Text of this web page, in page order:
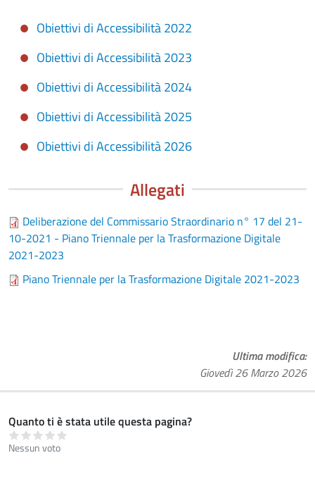
Obiettivi di Accessibilità 2022
Obiettivi di Accessibilità 2023
Obiettivi di Accessibilità 2024
Obiettivi di Accessibilità 2025
Obiettivi di Accessibilità 2026
Allegati
Deliberazione del Commissario Straordinario n° 17 del 21-
10-2021 - Piano Triennale per la Trasformazione Digitale
2021-2023
Piano Triennale per la Trasformazione Digitale 2021-2023
Ultima modifica
Giovedì 26 Marzo 2026
Quanto ti è stata utile questa pagina?
Nessun voto